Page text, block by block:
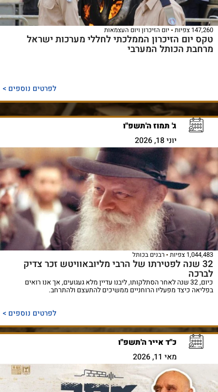
147,260 צפיות יום הזיכרון ויום העצמאות
טקס יום הזיכרון הממלכתי לחללי מערכות ישראל
מרחבת הכותל המערבי
לפרטים נוספים >
ג' תמוז ה'תשפ"ו
יוני 18, 2026
1,044,483 צפיות רבנים בכותל
32 שנה לפטירתו של הרבי מליובאוויטש זכר צדיק
לברכה
כיום, 32 שנה לאחר הסתלקותו, ליבנו עדיין מלא געגועים, אך אנו רואים
בפליאה כיצד מפעליו הרוחניים ממשיכים להתעצם ולהתרחב.
לפרטים נוספים >
כ"ד אייר ה'תשפ"ו
מאי 11, 2026